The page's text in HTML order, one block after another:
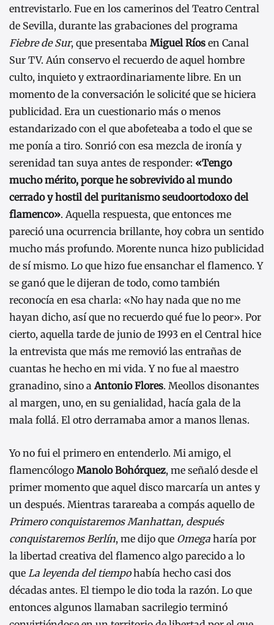
entrevistarlo. Fue en los camerinos del Teatro Central
de Sevilla, durante las grabaciones del programa
Fiebre de Sur, que presentaba Miguel Ríos en Canal
Sur TV. Aún conservo el recuerdo de aquel hombre
culto, inquieto y extraordinariamente libre. En un
momento de la conversación le solicité que se hiciera
publicidad. Era un cuestionario más o menos
estandarizado con el que abofeteaba a todo el que se
me ponía a tiro. Sonrió con esa mezcla de ironía y
serenidad tan suya antes de responder: «Tengo
mucho mérito, porque he sobrevivido al mundo
cerrado y hostil del puritanismo seudoortodoxo del
flamenco». Aquella respuesta, que entonces me
pareció una ocurrencia brillante, hoy cobra un sentido
mucho más profundo. Morente nunca hizo publicidad
de sí mismo. Lo que hizo fue ensanchar el flamenco. Y
se ganó que le dijeran de todo, como también
reconocía en esa charla: «No hay nada que no me
hayan dicho, así que no recuerdo qué fue lo peor». Por
cierto, aquella tarde de junio de 1993 en el Central hice
la entrevista que más me removió las entrañas de
cuantas he hecho en mi vida. Y no fue al maestro
granadino, sino aAntonio Flores. Meollos disonantes
al margen, uno, en su genialidad, hacía gala de la
mala follá. El otro derramaba amor a manos llenas.
Yo no fui el primero en entenderlo. Mi amigo, el
flamencólogo Manolo Bohórquez, me señaló desde el
primer momento que aquel disco marcaría un antes y
un después. Mientras tarareaba a compás aquello de
Primero conquistaremos Manhattan, después
conquistaremos Berlín, me dijo que Omega haría por
la libertad creativa del flamenco algo parecido a lo
que La leyenda del tiempohabía hecho casi dos
décadas antes. El tiempo le dio toda la razón. Lo que
entonces algunos llamaban sacrilegio terminó